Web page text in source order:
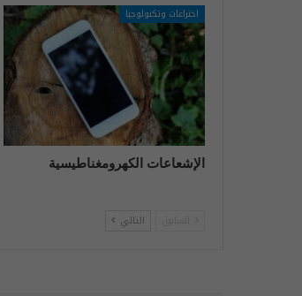
اختراعات وتكنولوجيا
الإشعاعات الكهرومغناطيسية
التالي